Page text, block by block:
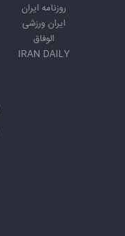
روزنامه ایران
ایران ورزشی
الوفاق
IRAN DAILY